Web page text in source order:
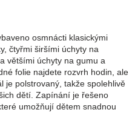
osmnácti klasickými
čtyřmi širšími úchyty na
většími úchyty na gumu a
folie najdete rozvrh hodin, ale
je polstrovaný, takže spolehlivě
dětí. Zapínání je řešeno
umožňují dětem snadnou